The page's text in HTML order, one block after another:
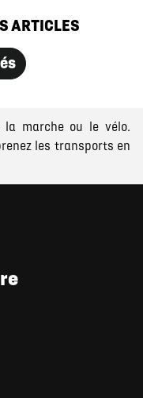
ARTICLES
marche ou le vélo.
les transports en